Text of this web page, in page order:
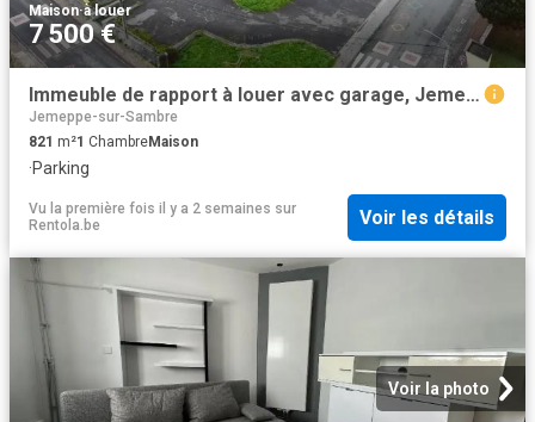
Maison·à louer
7 500 €
Immeuble de rapport à louer avec garage, Jemeppe Sur Sambre
Jemeppe-sur-Sambre
821 m²1 ChambreMaison
·Parking
Vu la première fois il y a 2 semaines sur
Rentola.be
Voir les détails
Voir la photo